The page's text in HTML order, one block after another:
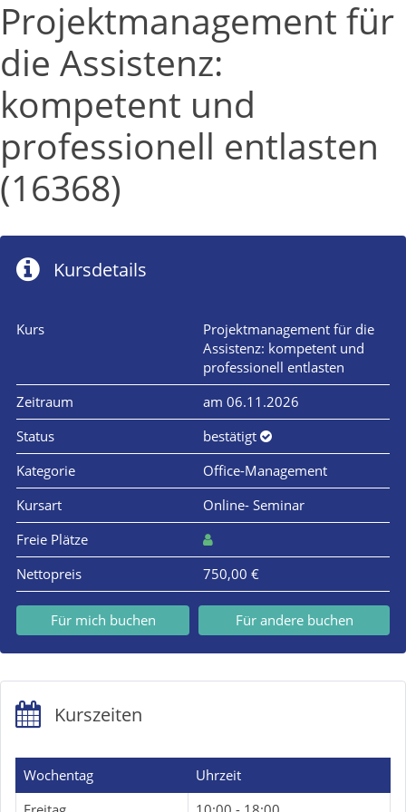
Projektmanagement für
die Assistenz:
kompetent und
professionell entlasten
(16368)
Kursdetails
Kurs
Projektmanagement für die
Assistenz: kompetent und
professionell entlasten
Zeitraum
am 06.11.2026
Status
bestätigt
Kategorie
Office-Management
Kursart
Online- Seminar
Freie Plätze
Nettopreis
750,00 €
Für mich buchen Für andere buchen
Kurszeiten
Wochentag
Uhrzeit